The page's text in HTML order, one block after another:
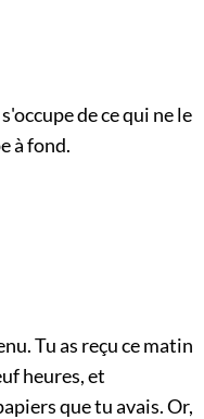
de ce qui ne le
à fond.
Tu as reçu ce matin
heures, et
que tu avais. Or,